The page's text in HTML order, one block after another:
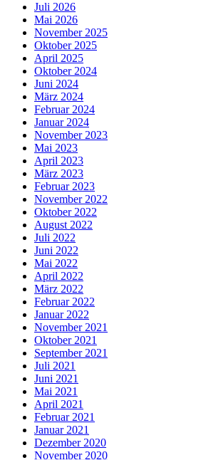
Juli 2026
Mai 2026
November 2025
Oktober 2025
April 2025
Oktober 2024
Juni 2024
März 2024
Februar 2024
Januar 2024
November 2023
Mai 2023
April 2023
März 2023
Februar 2023
November 2022
Oktober 2022
August 2022
Juli 2022
Juni 2022
Mai 2022
April 2022
März 2022
Februar 2022
Januar 2022
November 2021
Oktober 2021
September 2021
Juli 2021
Juni 2021
Mai 2021
April 2021
Februar 2021
Januar 2021
Dezember 2020
November 2020